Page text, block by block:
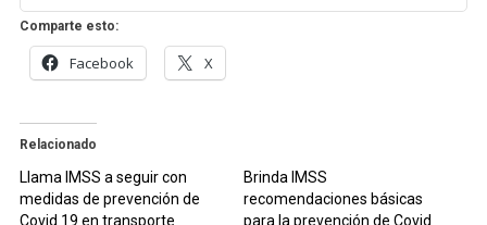
Comparte esto:
Facebook X
Relacionado
Llama IMSS a seguir con
medidas de prevención de
Covid 19 en transporte
Brinda IMSS
recomendaciones básicas
para la prevención de Covid